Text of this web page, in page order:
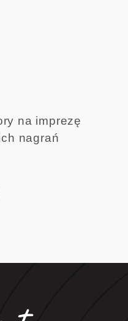
na imprezę
nagrań